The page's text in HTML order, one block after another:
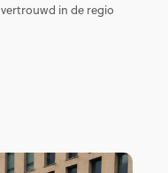
vertrouwd in de regio